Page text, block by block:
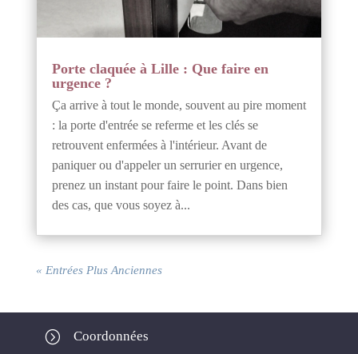
Porte claquée à Lille : Que faire en
urgence ?
Ça arrive à tout le monde, souvent au pire moment
: la porte d'entrée se referme et les clés se
retrouvent enfermées à l'intérieur. Avant de
paniquer ou d'appeler un serrurier en urgence,
prenez un instant pour faire le point. Dans bien
des cas, que vous soyez à...
« Entrées Plus Anciennes
= Coordonnées